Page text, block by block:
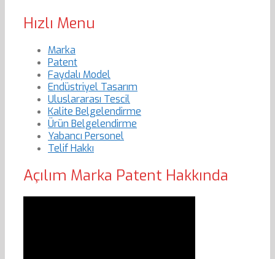
Hızlı Menu
Marka
Patent
Faydalı Model
Endüstriyel Tasarım
Uluslararası Tescil
Kalite Belgelendirme
Ürün Belgelendirme
Yabancı Personel
Telif Hakkı
Açılım Marka Patent Hakkında